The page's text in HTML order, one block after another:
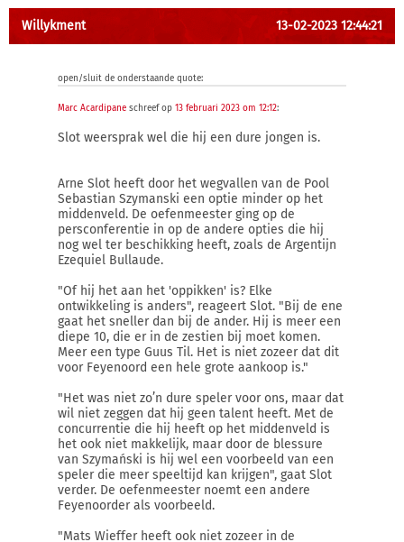
Willykment 13-02-2023 12:44:21
open/sluit de onderstaande quote:
Marc Acardipane schreef op 13 februari 2023 om 12:12:
Slot weersprak wel die hij een dure jongen is.
Arne Slot heeft door het wegvallen van de Pool
Sebastian Szymanski een optie minder op het
middenveld. De oefenmeester ging op de
persconferentie in op de andere opties die hij
nog wel ter beschikking heeft, zoals de Argentijn
Ezequiel Bullaude.
"Of hij het aan het 'oppikken' is? Elke
ontwikkeling is anders", reageert Slot. "Bij de ene
gaat het sneller dan bij de ander. Hij is meer een
diepe 10, die er in de zestien bij moet komen.
Meer een type Guus Til. Het is niet zozeer dat dit
voor Feyenoord een hele grote aankoop is."
"Het was niet zo’n dure speler voor ons, maar dat
wil niet zeggen dat hij geen talent heeft. Met de
concurrentie die hij heeft op het middenveld is
het ook niet makkelijk, maar door de blessure
van Szymański is hij wel een voorbeeld van een
speler die meer speeltijd kan krijgen", gaat Slot
verder. De oefenmeester noemt een andere
Feyenoorder als voorbeeld.
"Mats Wieffer heeft ook niet zozeer in de